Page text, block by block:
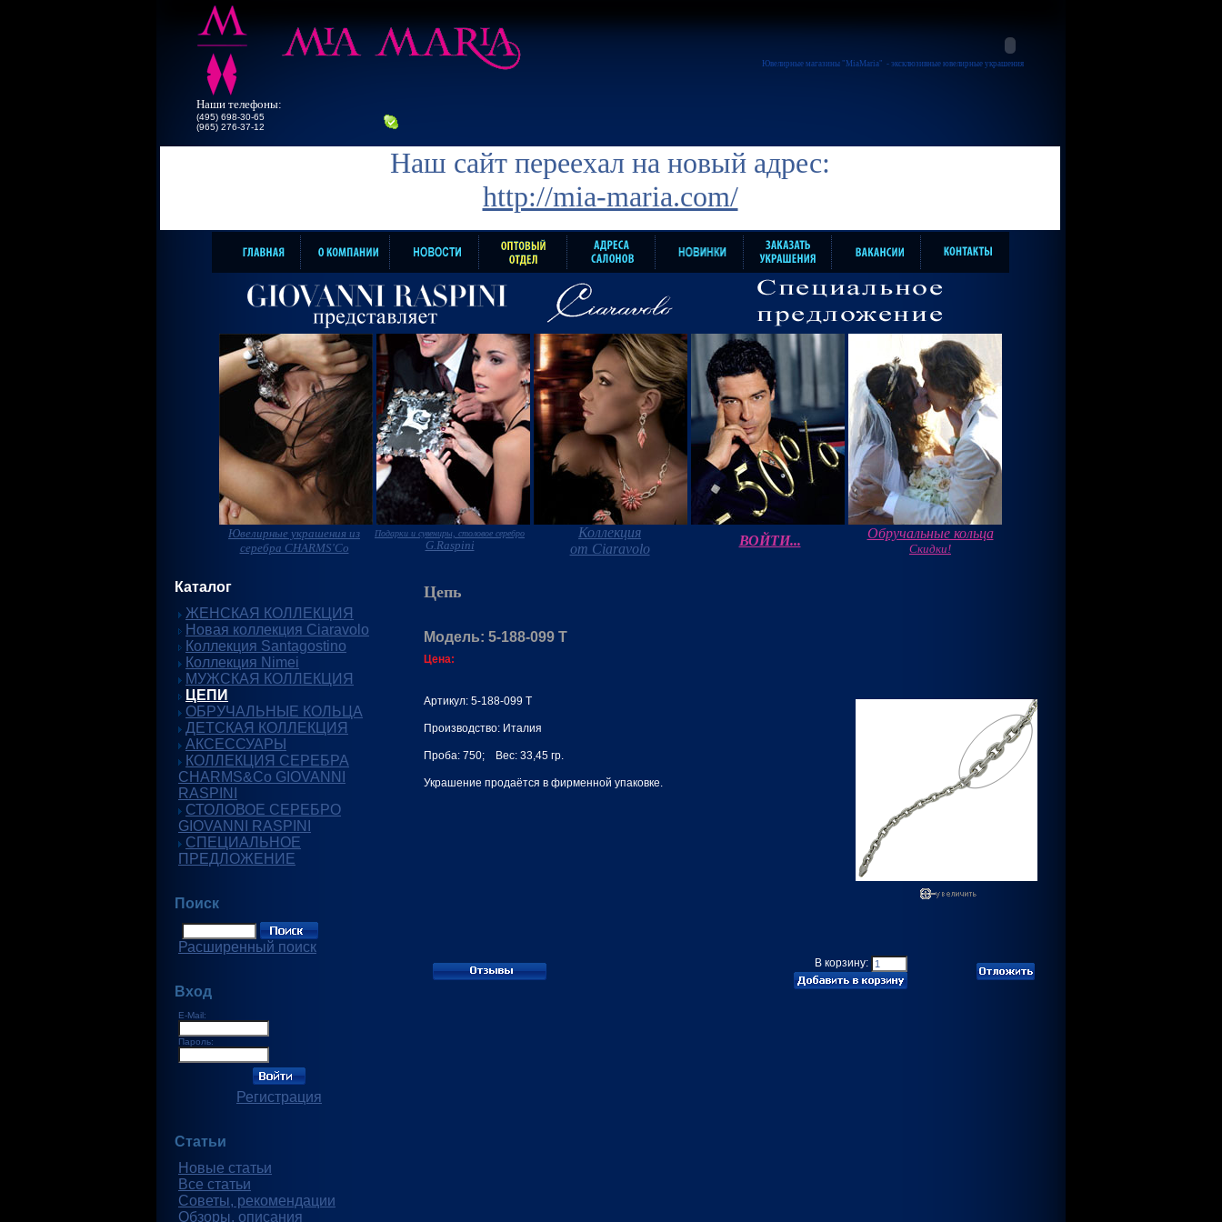
Ювелирные магазины "MiaMaria" - эксклюзивные ювелирные украшения
Наши телефоны:
(495) 698-30-65
(965) 276-37-12
Наш сайт переехал на новый адрес:
http://mia-maria.com/
Ювелирные украшения из
серебра CHARMS'Co
Подарки и сувениры, столовое серебро
G.Raspini
Коллекция
от Ciaravolo
ВОЙТИ... Обручальные кольца
Скидки!
Каталог
ЖЕНСКАЯ КОЛЛЕКЦИЯ
Новая коллекция Ciaravolo
Коллекция Santagostino
Коллекция Nimei
МУЖСКАЯ КОЛЛЕКЦИЯ
ЦЕПИ
ОБРУЧАЛЬНЫЕ КОЛЬЦА
ДЕТСКАЯ КОЛЛЕКЦИЯ
АКСЕССУАРЫ
КОЛЛЕКЦИЯ СЕРЕБРА
CHARMS&Co GIOVANNI
RASPINI
СТОЛОВОЕ СЕРЕБРО
GIOVANNI RASPINI
СПЕЦИАЛЬНОЕ
ПРЕДЛОЖЕНИЕ
Поиск
Расширенный поиск
Вход
E-Mail:
Пароль:
Регистрация
Статьи
Новые статьи
Все статьи
Советы, рекомендации
Обзоры, описания
Цепь
Модель: 5-188-099 Т
Цена:
Артикул: 5-188-099 Т
Производство: Италия
Проба: 750; Вес: 33,45 гр.
Украшение продаётся в фирменной упаковке.
В корзину: